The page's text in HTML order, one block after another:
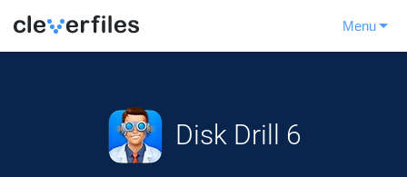
Menu
Disk Drill 6